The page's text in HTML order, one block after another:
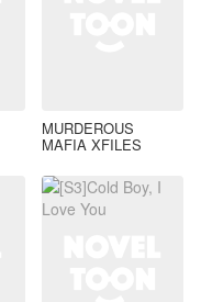
MURDEROUS
MAFIA XFILES